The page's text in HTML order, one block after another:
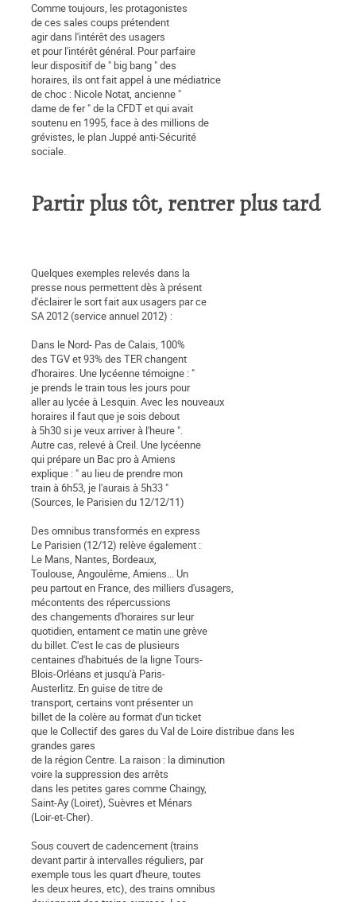
Comme toujours, les protagonistes
de ces sales coups prétendent
agir dans l'intérêt des usagers
et pour l'intérêt général. Pour parfaire
leur dispositif de " big bang " des
horaires, ils ont fait appel à une médiatrice
de choc : Nicole Notat, ancienne "
dame de fer " de la CFDT et qui avait
soutenu en 1995, face à des millions de
grévistes, le plan Juppé anti-Sécurité
sociale.
Partir plus tôt, rentrer plus tard
Quelques exemples relevés dans la
presse nous permettent dès à présent
d'éclairer le sort fait aux usagers par ce
SA 2012 (service annuel 2012) :
Dans le Nord- Pas de Calais, 100%
des TGV et 93% des TER changent
d'horaires. Une lycéenne témoigne : "
je prends le train tous les jours pour
aller au lycée à Lesquin. Avec les nouveaux
horaires il faut que je sois debout
à 5h30 si je veux arriver à l'heure ".
Autre cas, relevé à Creil. Une lycéenne
qui prépare un Bac pro à Amiens
explique : " au lieu de prendre mon
train à 6h53, je l'aurais à 5h33 "
(Sources, le Parisien du 12/12/11)
Des omnibus transformés en express
Le Parisien (12/12) relève également :
Le Mans, Nantes, Bordeaux,
Toulouse, Angoulême, Amiens... Un
peu partout en France, des milliers d'usagers,
mécontents des répercussions
des changements d'horaires sur leur
quotidien, entament ce matin une grève
du billet. C'est le cas de plusieurs
centaines d'habitués de la ligne Tours-
Blois-Orléans et jusqu'à Paris-
Austerlitz. En guise de titre de
transport, certains vont présenter un
billet de la colère au format d'un ticket
que le Collectif des gares du Val de Loire distribue dans les
grandes gares
de la région Centre. La raison : la diminution
voire la suppression des arrêts
dans les petites gares comme Chaingy,
Saint-Ay (Loiret), Suèvres et Ménars
(Loir-et-Cher).
Sous couvert de cadencement (trains
devant partir à intervalles réguliers, par
exemple tous les quart d'heure, toutes
les deux heures, etc), des trains omnibus